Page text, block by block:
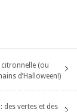
(ou
d’Halloween!)
vertes et des